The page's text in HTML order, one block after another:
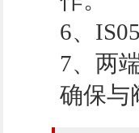
6、
7、两
确保与